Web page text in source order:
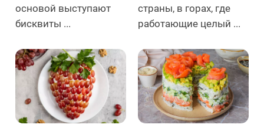
основой выступают
бисквиты ...
страны, в горах, где
работающие целый ...